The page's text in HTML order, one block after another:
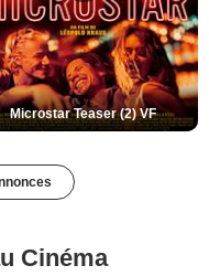
Microstar Teaser (2) VF
Cinéma